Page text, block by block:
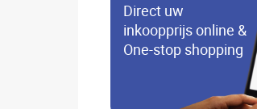
Direct uw
inkoopprijs online &
One-stop shopping